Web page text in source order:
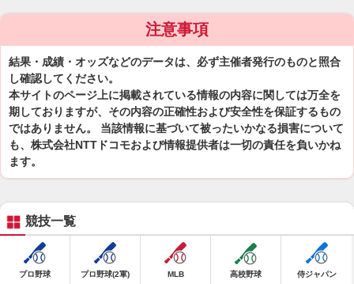
注意事項
結果・成績・オッズなどのデータは、必ず主催者発行のものと照合
し確認してください。
本サイトのページ上に掲載されている情報の内容に関しては万全を
期しておりますが、その内容の正確性および安全性を保証するもの
ではありません。 当該情報に基づいて被ったいかなる損害について
も、株式会社NTTドコモおよび情報提供者は一切の責任を負いかね
ます。
競技一覧
プロ野球 プロ野球(2軍) MLB 高校野球 侍ジャパン